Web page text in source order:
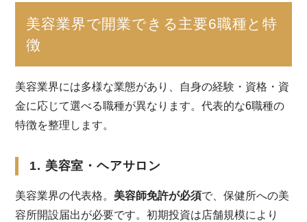
美容業界で開業できる主要6職種と特
徴
美容業界には多様な業態があり、自身の経験・資格・資
金に応じて選べる職種が異なります。代表的な6職種の
特徴を整理します。
1. 美容室・ヘアサロン
美容業界の代表格。 美容師免許が必須で、保健所への美
容所開設届出が必要です。初期投資は店舗規模により